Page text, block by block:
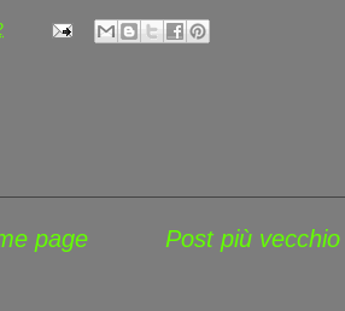
Post più vecchio
page